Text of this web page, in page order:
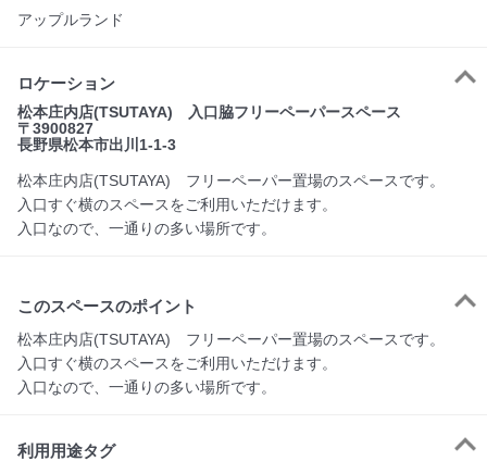
アップルランド
ロケーション
松本庄内店(TSUTAYA) 入口脇フリーペーパースペース
〒3900827
長野県松本市出川1-1-3
松本庄内店(TSUTAYA) フリーペーパー置場のスペースです。
入口すぐ横のスペースをご利用いただけます。
入口なので、一通りの多い場所です。
このスペースのポイント
松本庄内店(TSUTAYA)　フリーペーパー置場のスペースです。
入口すぐ横のスペースをご利用いただけます。
入口なので、一通りの多い場所です。
利用用途タグ